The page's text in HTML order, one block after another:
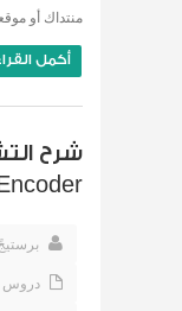
منتداك أو
أكمل
Encoder
دروس